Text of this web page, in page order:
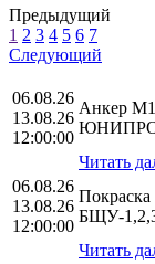
Предыдущий
1 2 3 4 5 6 7
Следующий
06.08.26
13.08.26
12:00:00
Анкер
ЮНИПРО
Читать
06.08.26
13.08.26
12:00:00
БЩУ-
Читать